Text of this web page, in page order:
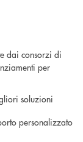
dai consorzi di
per
soluzioni
personalizzato